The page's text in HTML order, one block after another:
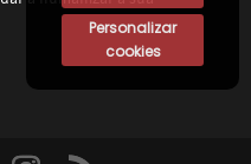
Personalizar
cookies